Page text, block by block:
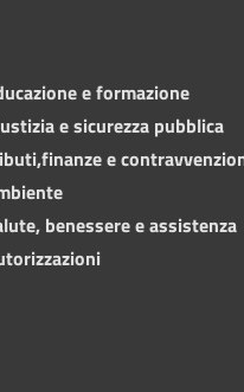
e formazione
e sicurezza pubblica
e
benessere e assistenza